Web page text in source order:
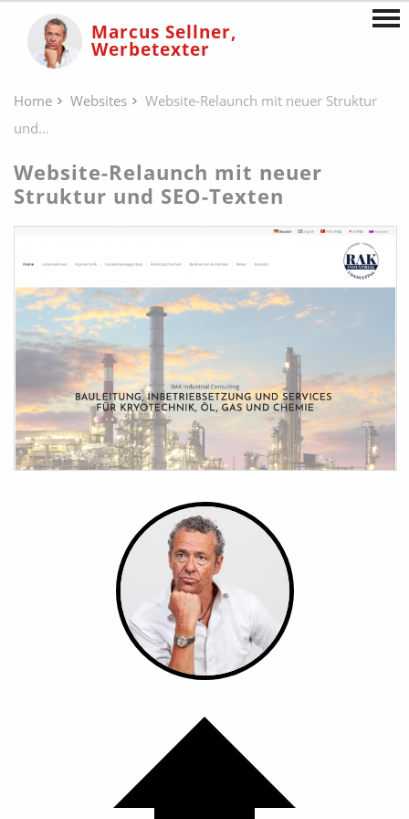
Marcus Sellner,
Werbetexter
Home Websites
Website-Relaunch mit neuer Struktur
und…
Website-Relaunch mit neuer
Struktur und SEO-Texten